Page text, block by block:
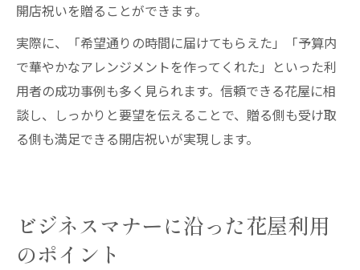
開店祝いを贈ることができます。
実際に、「希望通りの時間に届けてもらえた」「予算内
で華やかなアレンジメントを作ってくれた」といった利
用者の成功事例も多く見られます。信頼できる花屋に相
談し、しっかりと要望を伝えることで、贈る側も受け取
る側も満足できる開店祝いが実現します。
ビジネスマナーに沿った花屋利用
のポイント